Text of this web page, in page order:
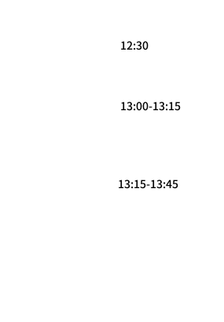
12:30
13:00-13:15
13:15-13:45